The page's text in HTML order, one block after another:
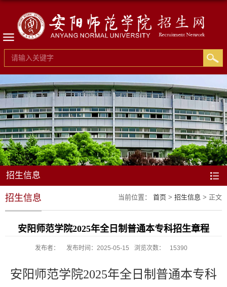
招生信息
当前位置： 首页 > 招生信息 > 正文
招生信息
安阳师范学院2025年全日制普通本专科招生章程
发布者： 发布时间：2025-05-15 浏览次数： 15390
安阳师范学院2025年全日制普通本专科